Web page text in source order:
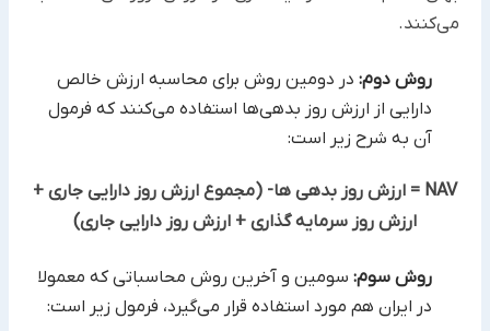
می‌کنند.
روش دوم: در دومین روش برای محاسبه ارزش خالص
دارایی از ارزش روز بدهی‌ها استفاده می‌کنند که فرمول
آن به شرح زیر است:
NAV = ارزش روز بدهی ها- (مجموع ارزش روز دارایی جاری +
ارزش روز سرمایه گذاری + ارزش روز دارایی جاری)
روش سوم: سومین و آخرین روش محاسباتی که معمولا
در ایران هم مورد استفاده قرار می‌گیرد، فرمول زیر است: